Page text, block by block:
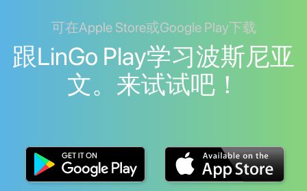
可在Apple Store或Google Play下载
跟LinGo Play学习波斯尼亚
文。来试试吧！